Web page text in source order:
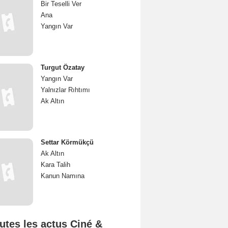
Bir Teselli Ver
Ana
Yangın Var
Turgut Özatay
Yangın Var
Yalnızlar Rıhtımı
Ak Altın
Settar Körmükçü
Ak Altın
Kara Talih
Kanun Namına
les actus Ciné &